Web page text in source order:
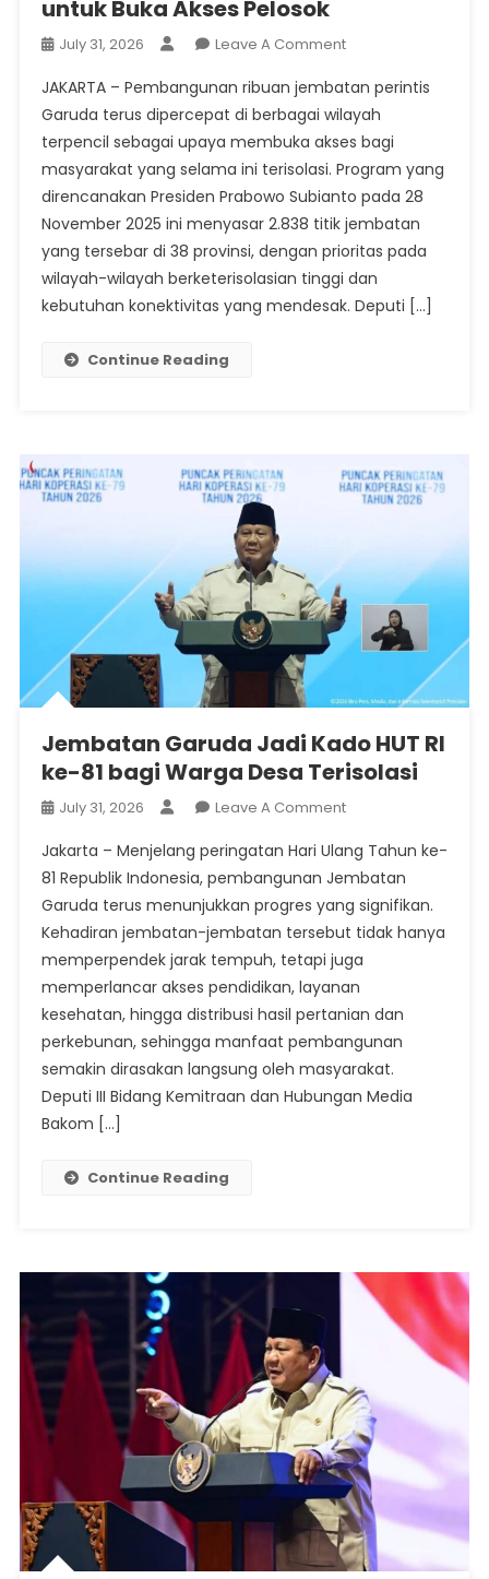
untuk Buka Akses Pelosok
July 31, 2026 Leave A CommentOn
Percepat
Pembangunan
Jembatan
Garuda
Untuk
Buka
Akses
Pelosok
JAKARTA – Pembangunan ribuan jembatan perintis
Garuda terus dipercepat di berbagai wilayah
terpencil sebagai upaya membuka akses bagi
masyarakat yang selama ini terisolasi. Program yang
direncanakan Presiden Prabowo Subianto pada 28
November 2025 ini menyasar 2.838 titik jembatan
yang tersebar di 38 provinsi, dengan prioritas pada
wilayah-wilayah berketerisolasian tinggi dan
kebutuhan konektivitas yang mendesak. Deputi […]
Continue Reading
Jembatan Garuda Jadi Kado HUT RI
ke-81 bagi Warga Desa Terisolasi
July 31, 2026 Leave A CommentOn
Garuda
Jadi
Kado
HUT
RI
Ke-
81
Warga
Terisolasi
Jakarta – Menjelang peringatan Hari Ulang Tahun ke-
81 Republik Indonesia, pembangunan Jembatan
Garuda terus menunjukkan progres yang signifikan.
Kehadiran jembatan-jembatan tersebut tidak hanya
memperpendek jarak tempuh, tetapi juga
memperlancar akses pendidikan, layanan
kesehatan, hingga distribusi hasil pertanian dan
perkebunan, sehingga manfaat pembangunan
semakin dirasakan langsung oleh masyarakat.
Deputi III Bidang Kemitraan dan Hubungan Media
Bakom […]
Continue Reading